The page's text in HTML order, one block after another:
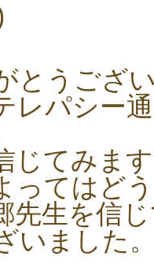
とうござ
レパシー
じてみま
ってはど
先生を信
いました